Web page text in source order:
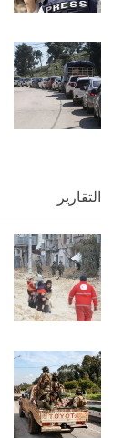
التقارير